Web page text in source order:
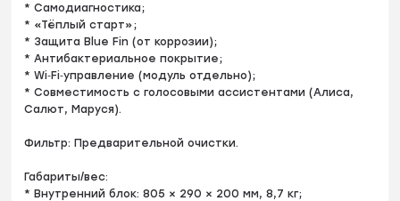
* Самодиагностика;
* «Тёплый старт»;
* Защита Blue Fin (от коррозии);
* Антибактериальное покрытие;
* Wi‑Fi‑управление (модуль отдельно);
* Совместимость с голосовыми ассистентами (Алиса,
Салют, Маруся).
Фильтр: Предварительной очистки.
Габариты/вес:
* Внутренний блок: 805 × 290 × 200 мм, 8,7 кг;